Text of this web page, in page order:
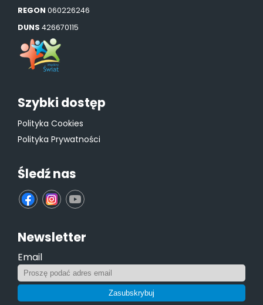
REGON 060226246
DUNS 426670115
Szybki dostęp
Polityka Cookies
Polityka Prywatności
Śledź nas
fb ins yt
Newsletter
Email
Zasubskrybuj